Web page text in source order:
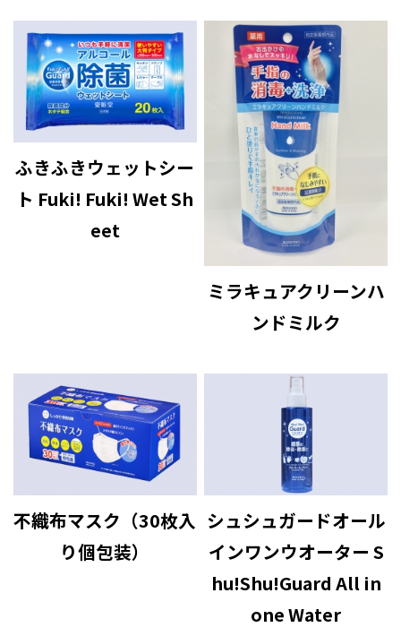
ふきふきウェットシー
ト Fuki! Fuki! Wet Sh
eet
ミラキュアクリーンハ
ンドミルク
不織布マスク（30枚入
り個包装）
シュシュガードオール
インワンウオーター S
hu!Shu!Guard All in
one Water